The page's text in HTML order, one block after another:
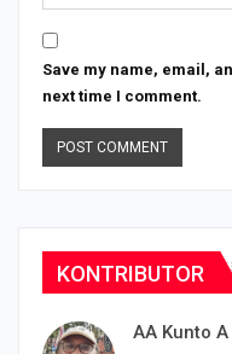
Save my name, email,
next time I comment.
KONTRIBUTOR
AA Kunto A